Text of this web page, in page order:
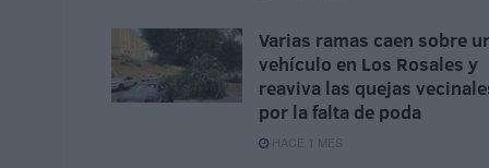
Varias ramas caen sobre
vehículo en Los Rosales y
reaviva las quejas
por la falta de poda
HACE 1 MES